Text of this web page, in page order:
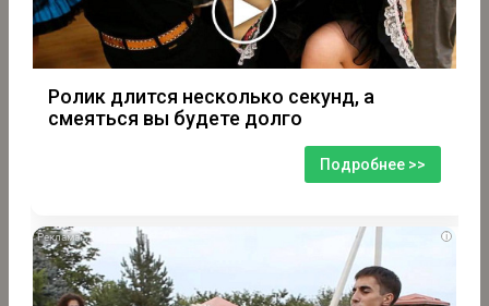
Ролик длится несколько секунд, а
смеяться вы будете долго
Подробнее >>
i